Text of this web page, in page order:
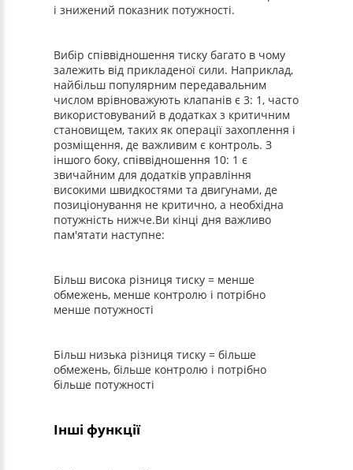
і знижений показник потужності.
Вибір співвідношення тиску багато в чому
залежить від прикладеної сили. Наприклад,
найбільш популярним передавальним
числом врівноважують клапанів є 3: 1, часто
використовуваний в додатках з критичним
становищем, таких як операції захоплення і
розміщення, де важливим є контроль. З
іншого боку, співвідношення 10: 1 є
звичайним для додатків управління
високими швидкостями та двигунами, де
позиціонування не критично, а необхідна
потужність нижче.Ви кінці дня важливо
пам'ятати наступне:
Більш висока різниця тиску = менше
обмежень, менше контролю і потрібно
менше потужності
Більш низька різниця тиску = більше
обмежень, більше контролю і потрібно
більше потужності
Інші функції